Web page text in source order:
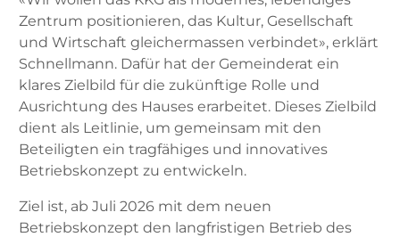
Zentrum positionieren, das Kultur, Gesellschaft
und Wirtschaft gleichermassen verbindet», erklärt
Schnellmann. Dafür hat der Gemeinderat ein
klares Zielbild für die zukünftige Rolle und
Ausrichtung des Hauses erarbeitet. Dieses Zielbild
dient als Leitlinie, um gemeinsam mit den
Beteiligten ein tragfähiges und innovatives
Betriebskonzept zu entwickeln.
Ziel ist, ab Juli 2026 mit dem neuen
Betriebskonzept den langfristigen Betrieb des